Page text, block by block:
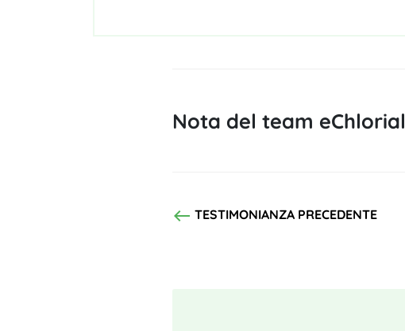
Nota del team eChlorial
west TESTIMONIANZA PRECEDENTE